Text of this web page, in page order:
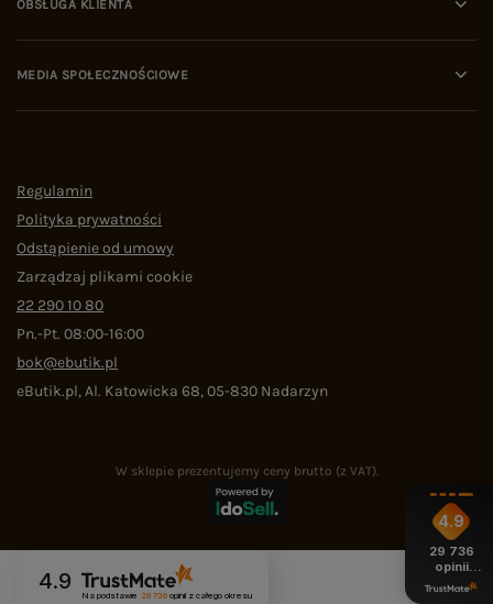
OBSŁUGA KLIENTA
MEDIA SPOŁECZNOŚCIOWE
Regulamin
Polityka prywatności
Odstąpienie od umowy
Zarządzaj plikami cookie
22 290 10 80
Pn.-Pt. 08:00-16:00
bok@ebutik.pl
eButik.pl,Al. Katowicka 68,05-830 Nadarzyn
W sklepie prezentujemy ceny brutto (z VAT).
4.9
Na podstawie 29 736opinii z całego okresu
4.9
29 736
opinii
z całego